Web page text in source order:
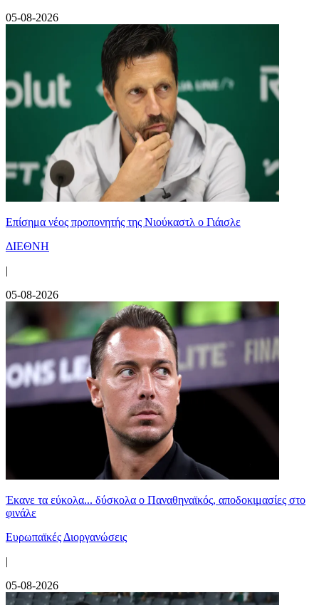
05-08-2026
Επίσημα νέος προπονητής της Νιούκαστλ ο Γιάισλε
ΔΙΕΘΝΗ
|
05-08-2026
Έκανε τα εύκολα... δύσκολα ο Παναθηναϊκός, αποδοκιμασίες στο
φινάλε
Ευρωπαϊκές Διοργανώσεις
|
05-08-2026